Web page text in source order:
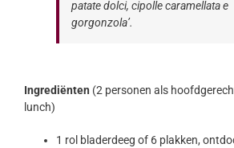
patate dolci, cipolle caramellata e
gorgonzola’.
Ingrediënten (2 personen als
lunch)
1 rol bladerdeeg of 6 plakken,